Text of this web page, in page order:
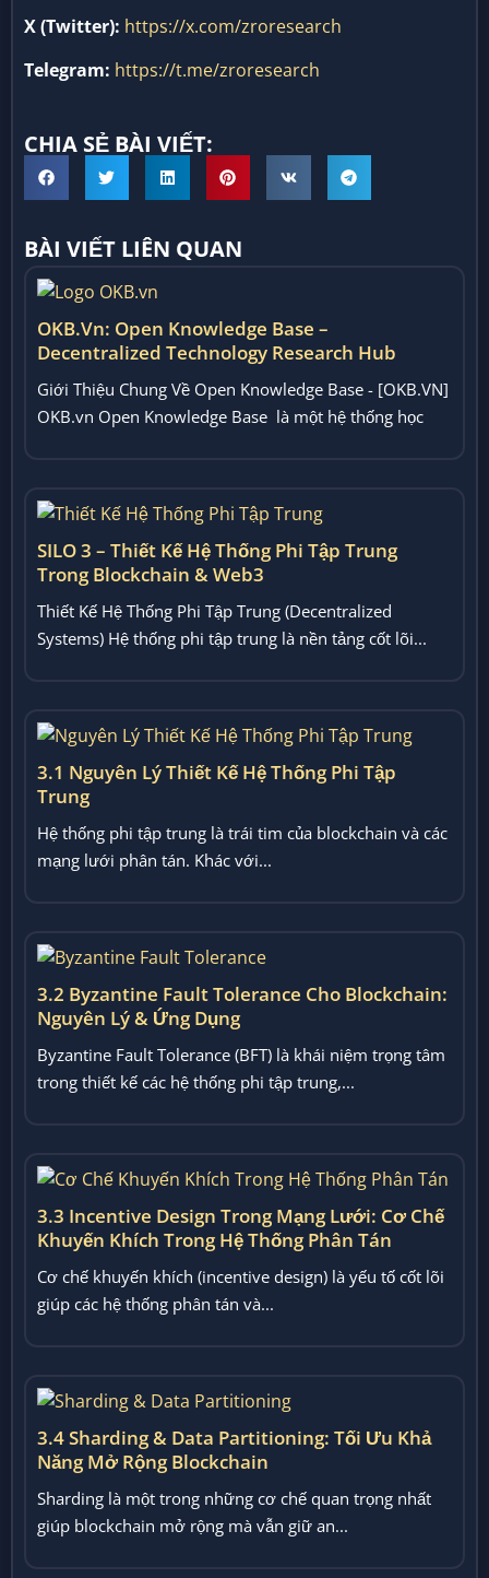
X (Twitter): https://x.com/zroresearch
Telegram: https://t.me/zroresearch
CHIA SẺ BÀI VIẾT:
BÀI VIẾT LIÊN QUAN
OKB.vn: Open Knowledge Base –
Decentralized Technology Research Hub
Giới Thiệu Chung Về Open Knowledge Base - [OKB.VN]
OKB.vn Open Knowledge Base là một hệ thống học
SILO 3 – Thiết Kế Hệ Thống Phi Tập Trung
Trong Blockchain & Web3
Thiết Kế Hệ Thống Phi Tập Trung (Decentralized
Systems) Hệ thống phi tập trung là nền tảng cốt lõi...
3.1 Nguyên Lý Thiết Kế Hệ Thống Phi Tập
Trung
Hệ thống phi tập trung là trái tim của blockchain và các
mạng lưới phân tán. Khác với...
3.2 Byzantine Fault Tolerance Cho Blockchain:
Nguyên Lý & Ứng Dụng
Byzantine Fault Tolerance (BFT) là khái niệm trọng tâm
trong thiết kế các hệ thống phi tập trung,...
3.3 Incentive Design Trong Mạng Lưới: Cơ Chế
Khuyến Khích Trong Hệ Thống Phân Tán
Cơ chế khuyến khích (incentive design) là yếu tố cốt lõi
giúp các hệ thống phân tán và...
3.4 Sharding & Data Partitioning: Tối Ưu Khả
Năng Mở Rộng Blockchain
Sharding là một trong những cơ chế quan trọng nhất
giúp blockchain mở rộng mà vẫn giữ an...